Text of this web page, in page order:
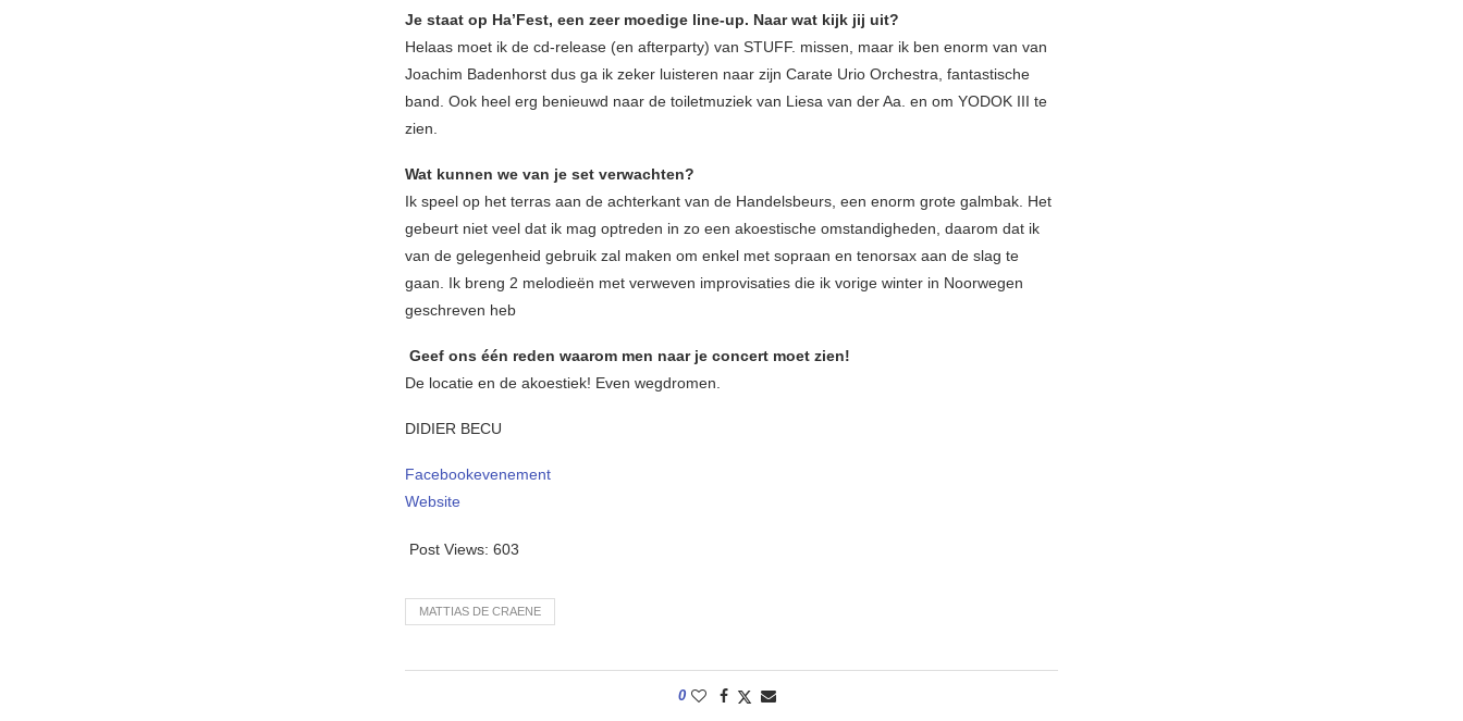
Je staat op Ha’Fest, een zeer moedige line-up. Naar wat kijk jij uit?
Helaas moet ik de cd-release (en afterparty) van STUFF. missen, maar ik ben enorm van van
Joachim Badenhorst dus ga ik zeker luisteren naar zijn Carate Urio Orchestra, fantastische
band. Ook heel erg benieuwd naar de toiletmuziek van Liesa van der Aa. en om YODOK III te
zien.
Wat kunnen we van je set verwachten?
Ik speel op het terras aan de achterkant van de Handelsbeurs, een enorm grote galmbak. Het
gebeurt niet veel dat ik mag optreden in zo een akoestische omstandigheden, daarom dat ik
van de gelegenheid gebruik zal maken om enkel met sopraan en tenorsax aan de slag te
gaan. Ik breng 2 melodieën met verweven improvisaties die ik vorige winter in Noorwegen
geschreven heb
Geef ons één reden waarom men naar je concert moet zien!
De locatie en de akoestiek! Even wegdromen.
DIDIER BECU
Facebookevenement
Website
Post Views: 603
MATTIAS DE CRAENE
0